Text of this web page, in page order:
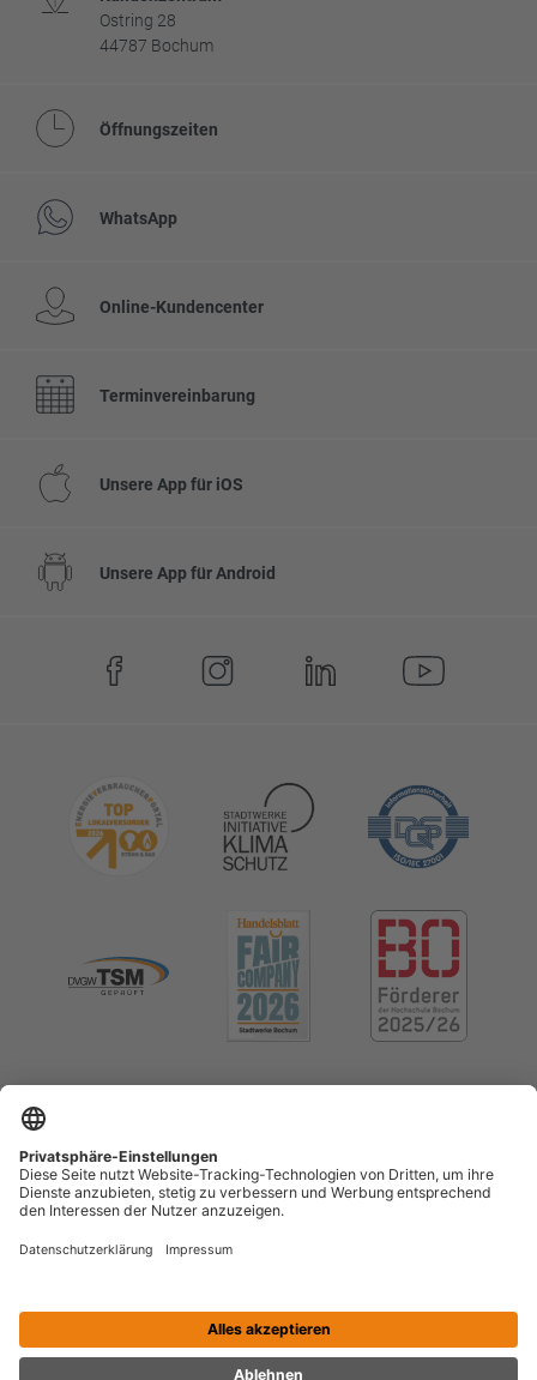
Ostring 28
44787 Bochum
Öffnungszeiten
WhatsApp
Online-Kundencenter
Terminvereinbarung
Unsere App für iOS
Unsere App für Android
Impressum Datenschutz
Menschenrechte (LkSG) Erklärung zur Barrierefreiheit
Kontrast erhöhen Vertrag widerrufen